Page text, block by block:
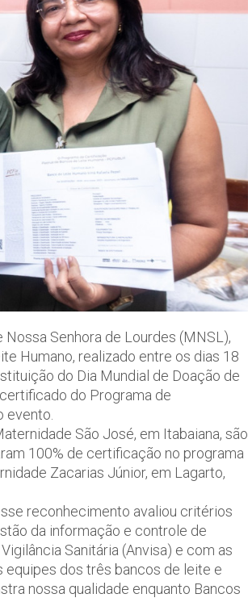
Senhora de Lourdes (MNSL),
Humano, realizado entre os dias 18
do Dia Mundial de Doação de
do Programa de
evento.
São José, em Itabaiana, são
100% de certificação no programa
Zacarias Júnior, em Lagarto,
reconhecimento avaliou critérios
da informação e controle de
Sanitária (Anvisa) e com as
equipes dos três bancos de leite e
nossa qualidade enquanto Bancos